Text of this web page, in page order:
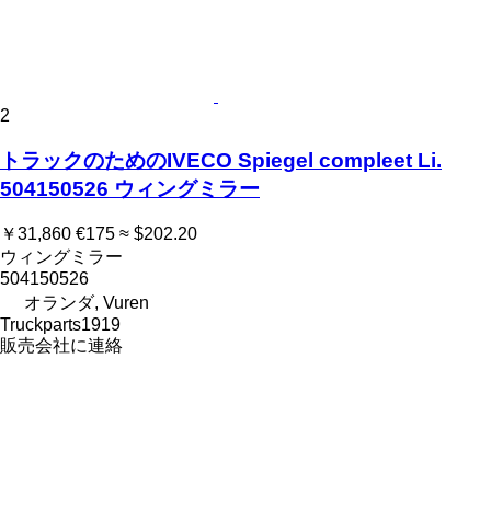
2
トラックのためのIVECO Spiegel compleet Li.
504150526 ウィングミラー
￥31,860 €175 ≈ $202.20
ウィングミラー
504150526
オランダ, Vuren
Truckparts1919
販売会社に連絡